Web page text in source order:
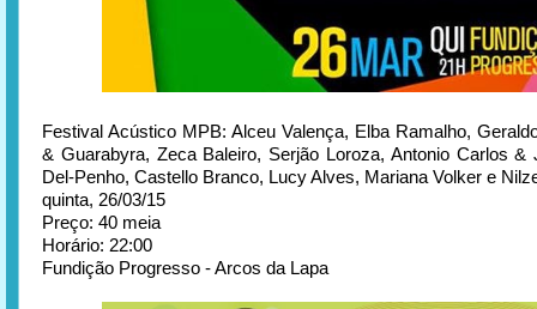
Festival Acústico MPB: Alceu Valença, Elba Ramalho,
& Guarabyra, Zeca Baleiro, Serjão Loroza, Antonio Carlos &
Del-Penho, Castello Branco, Lucy Alves, Mariana Volker e
quinta, 26/03/15
Preço: 40 meia
Horário: 22:00
Fundição Progresso - Arcos da Lapa